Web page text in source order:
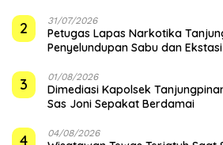
2 31/07/2026
Petugas Lapas Narkotika
Penyelundupan Sabu dan
3 01/08/2026
Dimediasi Kapolsek
Sas Joni Sepakat Berdamai
4 04/08/2026